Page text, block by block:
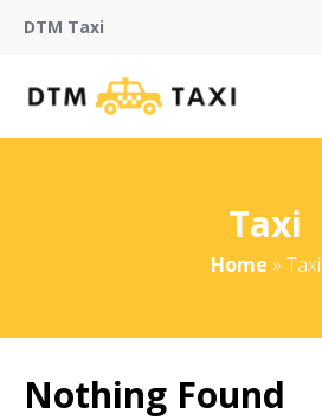
DTM Taxi
Taxi
Home » Taxi
Nothing Found